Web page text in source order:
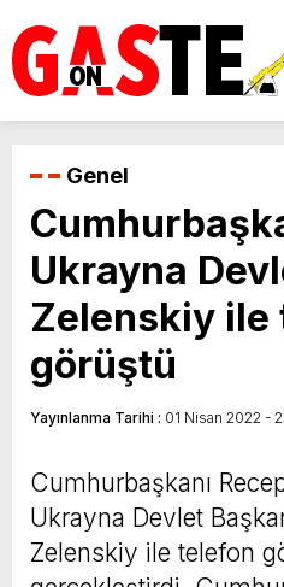
Genel
Ukrayna
Zelenskiy ile
görüştü
Yayınlanma Tarihi : 01 Nisan 2022 -
Cumhurbaşkanı
Ukrayna Devlet
Zelenskiy ile telefon